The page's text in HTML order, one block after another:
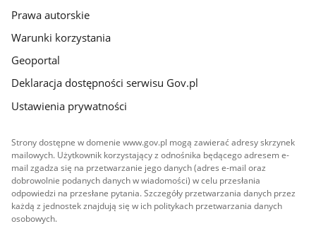
Prawa autorskie
Warunki korzystania
Geoportal
Deklaracja dostępności serwisu Gov.pl
Ustawienia prywatności
Strony dostępne w domenie www.gov.pl mogą zawierać adresy skrzynek
mailowych. Użytkownik korzystający z odnośnika będącego adresem e-
mail zgadza się na przetwarzanie jego danych (adres e-mail oraz
dobrowolnie podanych danych w wiadomości) w celu przesłania
odpowiedzi na przesłane pytania. Szczegóły przetwarzania danych przez
każdą z jednostek znajdują się w ich politykach przetwarzania danych
osobowych.